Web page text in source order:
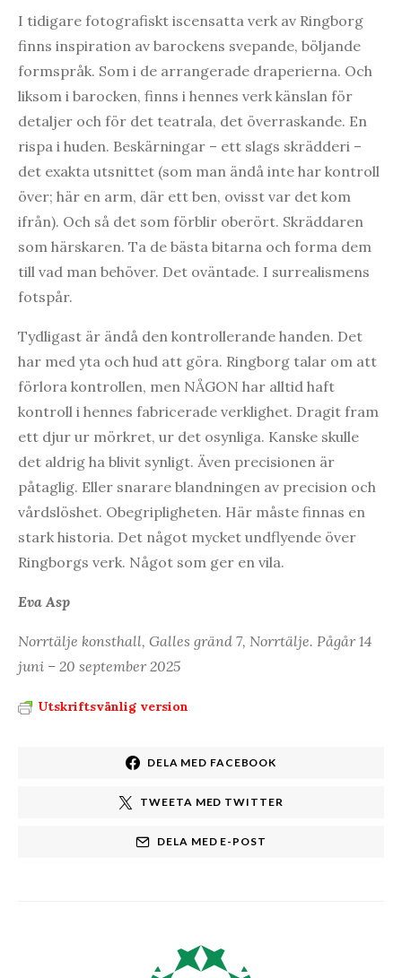
I tidigare fotografiskt iscensatta verk av Ringborg
finns inspiration av barockens svepande, böljande
formspråk. Som i de arrangerade draperierna. Och
liksom i barocken, finns i hennes verk känslan för
detaljer och för det teatrala, det överraskande. En
rispa i huden. Beskärningar – ett slags skrädderi –
det exakta utsnittet (som man ändå inte har kontroll
över; här en arm, där ett ben, ovisst var det kom
ifrån). Och så det som förblir oberört. Skräddaren
som härskaren. Ta de bästa bitarna och forma dem
till vad man behöver. Det oväntade. I surrealismens
fotspår.
Tydligast är ändå den kontrollerande handen. Det
har med yta och hud att göra. Ringborg talar om att
förlora kontrollen, men NÅGON har alltid haft
kontroll i hennes fabricerade verklighet. Dragit fram
ett djur ur mörkret, ur det osynliga. Kanske skulle
det aldrig ha blivit synligt. Även precisionen är
påtaglig. Eller snarare blandningen av precision och
vårdslöshet. Obegripligheten. Här måste finnas en
stark historia. Det något mycket undflyende över
Ringborgs verk. Något som ger en vila.
Eva Asp
Norrtälje konsthall, Galles gränd 7, Norrtälje. Pågår 14
juni – 20 september 2025
Utskriftsvänlig version
DELA MED FACEBOOK
TWEETA MED TWITTER
DELA MED E-POST